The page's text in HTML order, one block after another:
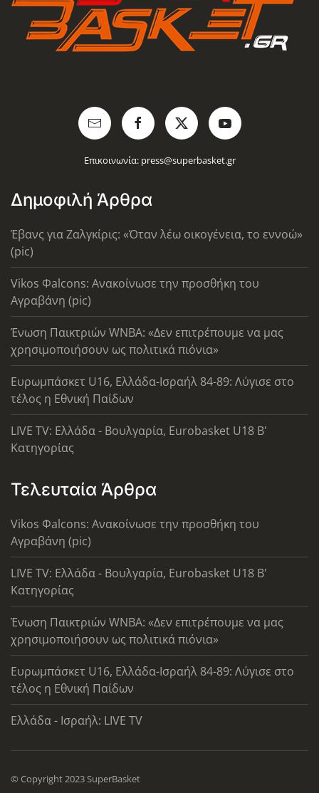
Επικοινωνία: press@superbasket.gr
Δημοφιλή Άρθρα
Έβανς για Ζαλγκίρις: «Όταν λέω οικογένεια, το εννοώ»
(pic)
Vikos Φalcons: Ανακοίνωσε την προσθήκη του
Αγραβάνη (pic)
Ένωση Παικτριών WNBA: «Δεν επιτρέπουμε να μας
χρησιμοποιήσουν ως πολιτικά πιόνια»
Ευρωμπάσκετ U16, Ελλάδα-Ισραήλ 84-89: Λύγισε στο
τέλος η Εθνική Παίδων
LIVE TV: Ελλάδα - Βουλγαρία, Eurobasket U18 Β'
Κατηγορίας
Τελευταία Άρθρα
Vikos Φalcons: Ανακοίνωσε την προσθήκη του
Αγραβάνη (pic)
LIVE TV: Ελλάδα - Βουλγαρία, Eurobasket U18 Β'
Κατηγορίας
Ένωση Παικτριών WNBA: «Δεν επιτρέπουμε να μας
χρησιμοποιήσουν ως πολιτικά πιόνια»
Ευρωμπάσκετ U16, Ελλάδα-Ισραήλ 84-89: Λύγισε στο
τέλος η Εθνική Παίδων
Ελλάδα - Ισραήλ: LIVE TV
© Copyright 2023 SuperBasket